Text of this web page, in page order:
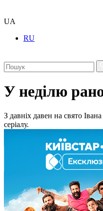
UA
RU
У неділю
З давніх давен на свято
серіалу.